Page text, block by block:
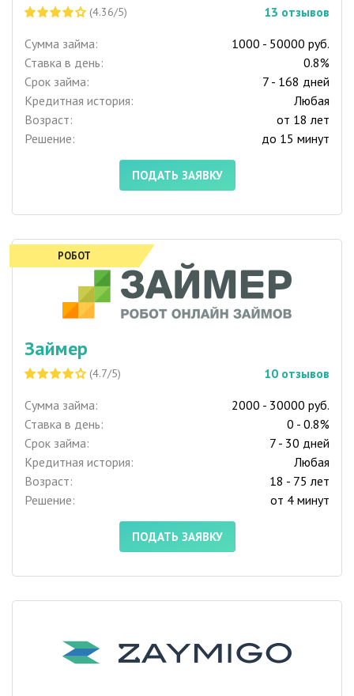
(4.36/5) 13 отзывов
Сумма займа:
1000 - 50000 руб.
Ставка в день:
0.8%
Срок займа:
7 - 168 дней
Кредитная история:
Любая
Возраст:
от 18 лет
Решение:
до 15 минут
ПОДАТЬ ЗАЯВКУ
РОБОТ
Займер
(4.7/5) 10 отзывов
Сумма займа:
2000 - 30000 руб.
Ставка в день:
0 - 0.8%
Срок займа:
7 - 30 дней
Кредитная история:
Любая
Возраст:
18 - 75 лет
Решение:
от 4 минут
ПОДАТЬ ЗАЯВКУ